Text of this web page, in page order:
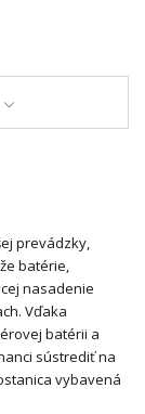
prevádzky,
batérie,
nasadenie
Vďaka
batérii a
sústrediť na
vybavená